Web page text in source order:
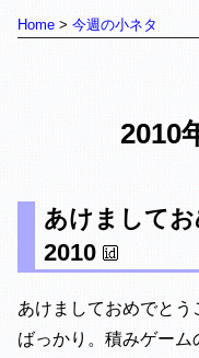
Home 今週の小ネタ
2010
あけまして
2010
あけましておめでと
ばっかり。積みゲー